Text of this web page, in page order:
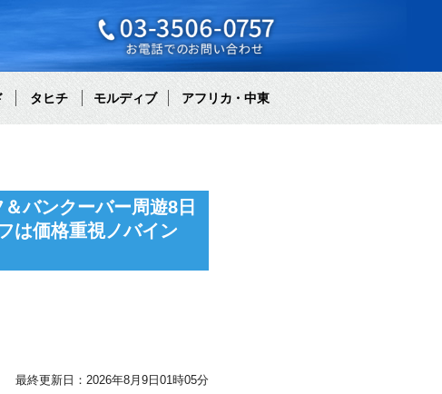
タヒチ モルディブ アフリカ・中東
バンクーバー周遊8日
は価格重視ノバイン
最終更新日：2026年8月9日01時05分